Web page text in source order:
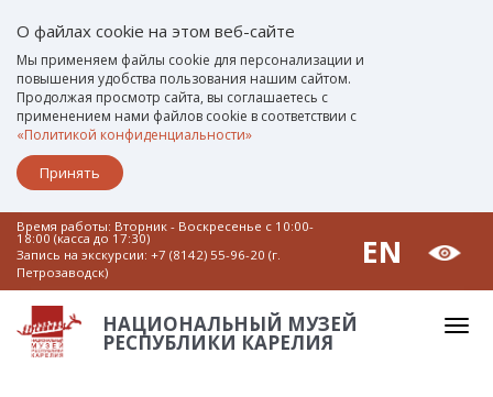
О файлах cookie на этом веб-сайте
Мы применяем файлы cookie для персонализации и
повышения удобства пользования нашим сайтом.
Продолжая просмотр сайта, вы соглашаетесь с
применением нами файлов cookie в соответствии с
«Политикой конфиденциальности»
Принять
Время работы: Вторник - Воскресенье c 10:00-
18:00 (касса до 17:30)
Запись на экскурсии: +7 (8142) 55-96-20 (г.
Петрозаводск)
EN
НАЦИОНАЛЬНЫЙ МУЗЕЙ
РЕСПУБЛИКИ КАРЕЛИЯ